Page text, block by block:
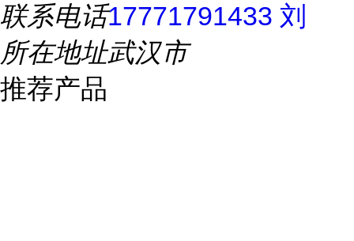
联系电话17771791433 刘
所在地址武汉市
推荐产品